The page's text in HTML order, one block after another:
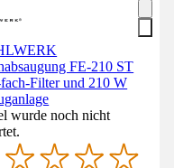
FE-210 ST
Filter und 210 W
wurde noch nicht